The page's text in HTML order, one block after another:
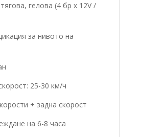
гелова (4 бр x 12V /
за нивото на
25-30 км/ч
+ задна скорост
на 6-8 часа